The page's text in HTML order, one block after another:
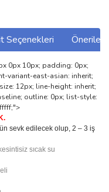
Seçenekleri
0px 10px; padding: 0px;
variant-east-asian: inherit;
12px; line-height: inherit;
outline: 0px; list-style:
sevk edilecek olup, 2 – 3 iş
sıcak su